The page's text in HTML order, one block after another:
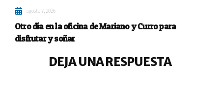
agosto 7, 2026
Otro día en la oficina de Mariano y Curro para
disfrutar y soñar
DEJA UNA RESPUESTA